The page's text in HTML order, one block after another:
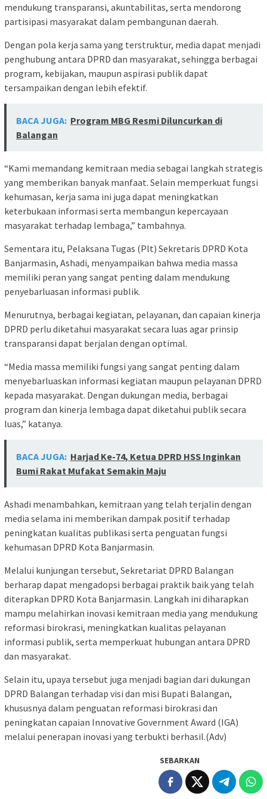
mendukung transparansi, akuntabilitas, serta mendorong
partisipasi masyarakat dalam pembangunan daerah.
Dengan pola kerja sama yang terstruktur, media dapat menjadi
penghubung antara DPRD dan masyarakat, sehingga berbagai
program, kebijakan, maupun aspirasi publik dapat
tersampaikan dengan lebih efektif.
BACA JUGA: Program MBG Resmi Diluncurkan di
Balangan
“Kami memandang kemitraan media sebagai langkah strategis
yang memberikan banyak manfaat. Selain memperkuat fungsi
kehumasan, kerja sama ini juga dapat meningkatkan
keterbukaan informasi serta membangun kepercayaan
masyarakat terhadap lembaga,” tambahnya.
Sementara itu, Pelaksana Tugas (Plt) Sekretaris DPRD Kota
Banjarmasin, Ashadi, menyampaikan bahwa media massa
memiliki peran yang sangat penting dalam mendukung
penyebarluasan informasi publik.
Menurutnya, berbagai kegiatan, pelayanan, dan capaian kinerja
DPRD perlu diketahui masyarakat secara luas agar prinsip
transparansi dapat berjalan dengan optimal.
“Media massa memiliki fungsi yang sangat penting dalam
menyebarluaskan informasi kegiatan maupun pelayanan DPRD
kepada masyarakat. Dengan dukungan media, berbagai
program dan kinerja lembaga dapat diketahui publik secara
luas,” katanya.
BACA JUGA: Harjad Ke-74, Ketua DPRD HSS Inginkan
Bumi Rakat Mufakat Semakin Maju
Ashadi menambahkan, kemitraan yang telah terjalin dengan
media selama ini memberikan dampak positif terhadap
peningkatan kualitas publikasi serta penguatan fungsi
kehumasan DPRD Kota Banjarmasin.
Melalui kunjungan tersebut, Sekretariat DPRD Balangan
berharap dapat mengadopsi berbagai praktik baik yang telah
diterapkan DPRD Kota Banjarmasin. Langkah ini diharapkan
mampu melahirkan inovasi kemitraan media yang mendukung
reformasi birokrasi, meningkatkan kualitas pelayanan
informasi publik, serta memperkuat hubungan antara DPRD
dan masyarakat.
Selain itu, upaya tersebut juga menjadi bagian dari dukungan
DPRD Balangan terhadap visi dan misi Bupati Balangan,
khususnya dalam penguatan reformasi birokrasi dan
peningkatan capaian Innovative Government Award (IGA)
melalui penerapan inovasi yang terbukti berhasil.(Adv)
SEBARKAN